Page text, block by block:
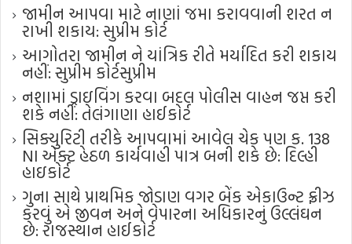
જામીન આપવા માટે નાણાં જમા કરાવવાની શરત ન
રાખી શકાય: સુપ્રીમ કોર્ટ
આગોતરા જામીન ને યાંત્રિક રીતે મર્યાદિત કરી શકાય
નહીં: સુપ્રીમ કોર્ટ​સુપ્રીમ
નશામાં ડ્રાઇવિંગ કરવા બદલ પોલીસ વાહન જપ્ત કરી
શકે નહીં: તેલંગાણા હાઈકોર્ટ
સિક્યુરિટી તરીકે આપવામાં આવેલ ચેક પણ ક. 138
NI એક્ટ હેઠળ કાર્યવાહી પાત્ર બની શકે છે: દિલ્હી
હાઇકોર્ટ
ગુના સાથે પ્રાથમિક જોડાણ વગર બેંક એકાઉન્ટ ફ્રીઝ
કરવું એ જીવન અને વેપારના અધિકારનું ઉલ્લંઘન
છે: રાજસ્થાન હાઈકોર્ટ